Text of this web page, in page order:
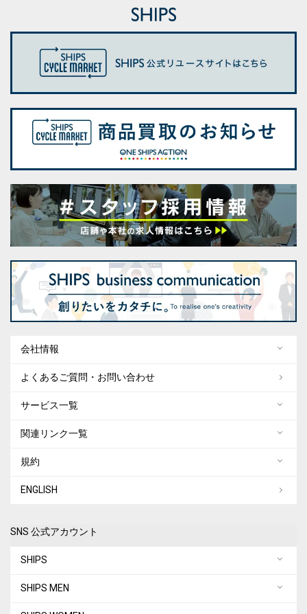
会社情報
よくあるご質問・お問い合わせ
サービス一覧
関連リンク一覧
規約
ENGLISH
SNS 公式アカウント
SHIPS
SHIPS MEN